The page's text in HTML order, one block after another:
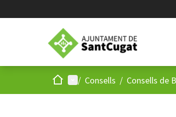
Inici Menú principal
/ Consells / Consells de